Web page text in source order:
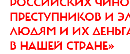
ПРЕСТУПНИКОВ И
ЛЮДЯМ И ИХ
В НАШЕЙ СТРАНЕ»